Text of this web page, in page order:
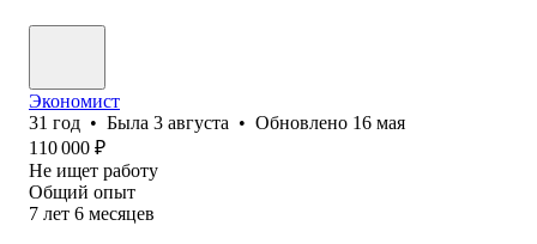
Экономист
31 год • Была 3 августа • Обновлено 16 мая
110 000 ₽
Не ищет работу
Общий опыт
7 лет 6 месяцев